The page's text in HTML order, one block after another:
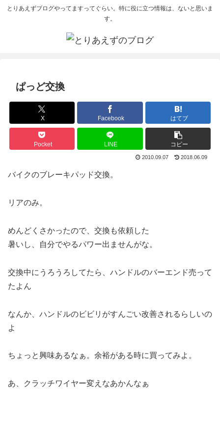
とりあえずブログやってますってぐらい。特に役に立つ情報は、ないと思いま
す。
ぱっど交換
X Facebook はてブ
Pocket LINE コピー
2010.09.07 2018.06.09
バイクのブレーキパッド交換。
リアのみ。
めんどくさかったので、交換も依頼した
暑いし、自分でやるパワー出ませんがな。
交換中にうろうろしてたら、ハンドルのバーエンド売って
たよん
なんか、ハンドルのビビリがすんごい改善されるらしいの
よ
ちょっと興味あるなぁ。余裕がある時に買ってみよ。
あ、クラッチワイヤー変えなあかんなぁ